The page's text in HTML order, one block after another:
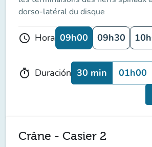
dorso-latéral du disque
schedule Hora 09h00 09h30
timer Duración 30 min 01h00
Crâne - Casier 2